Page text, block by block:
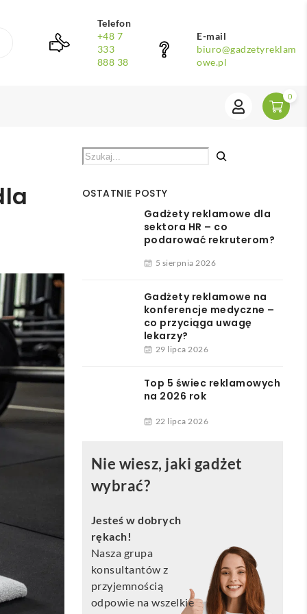
Telefon
+48 7
333
888 38
E-mail
biuro@gadzetyreklam
owe.pl
0
OSTATNIE POSTY
Gadżety reklamowe dla
sektora HR – co
podarować rekruterom?
5 sierpnia 2026
Gadżety reklamowe na
konferencje medyczne –
co przyciąga uwagę
lekarzy?
29 lipca 2026
Top 5 świec reklamowych
na 2026 rok
22 lipca 2026
Nie wiesz, jaki gadżet
wybrać?
Jesteś w dobrych
rękach!
Nasza grupa
konsultantów z
przyjemnością
odpowie na wszelkie